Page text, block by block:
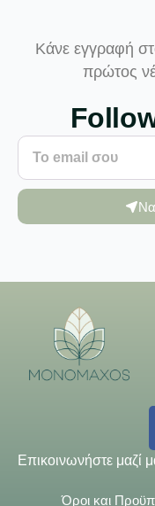
Κάνε εγγραφή
πρώτος
Επικοινωνήστε μαζί
Όροι και